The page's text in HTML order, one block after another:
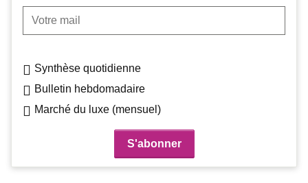
Votre mail
Synthèse quotidienne
Bulletin hebdomadaire
Marché du luxe (mensuel)